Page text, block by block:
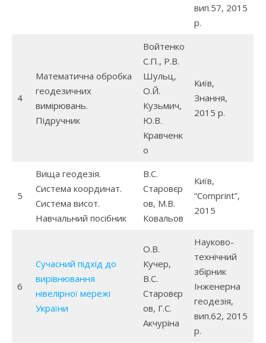
вип.57, 2015
р.
4
Математична обробка
геодезичних
вимірювань.
Підручник
Войтенко
С.П., Р.В.
Шульц,
О.Й.
Кузьмич,
Ю.В.
Кравченк
о
Київ,
Знання,
2015 р.
5
Вища геодезія.
Система координат.
Система висот.
Навчальний посібник
В.С.
Старовєр
ов, М.В.
Ковальов
Київ,
“Comprint”,
2015
6
Сучасний підхід до
вирівнювання
нівелірної мережі
України
О.В.
Кучер,
В.С.
Старовєр
ов, Г.С.
Акчуріна
Науково-
технічний
збірник
Інженерна
геодезія,
вип.62, 2015
р.